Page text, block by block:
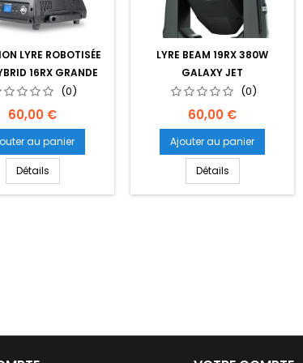
LYRE ROBOTISÉE
16RX GRANDE
PUISSANCE (0)
Prix
60,00 €
au panier
Détails
LYRE BEAM 19RX 380W
GALAXY JET
(0)
Prix
60,00 €
Ajouter au panier
Détails